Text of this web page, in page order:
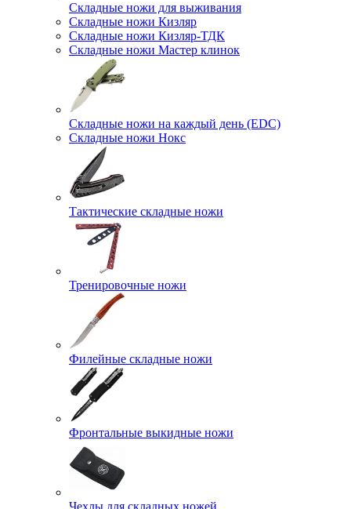
Складные ножи для выживания
Складные ножи Кизляр
Складные ножи Кизляр-ТДК
Складные ножи Мастер клинок
Складные ножи на каждый день (EDC)
Складные ножи Нокс
Тактические складные ножи
Тренировочные ножи
Филейные складные ножи
Фронтальные выкидные ножи
Чехлы для складных ножей